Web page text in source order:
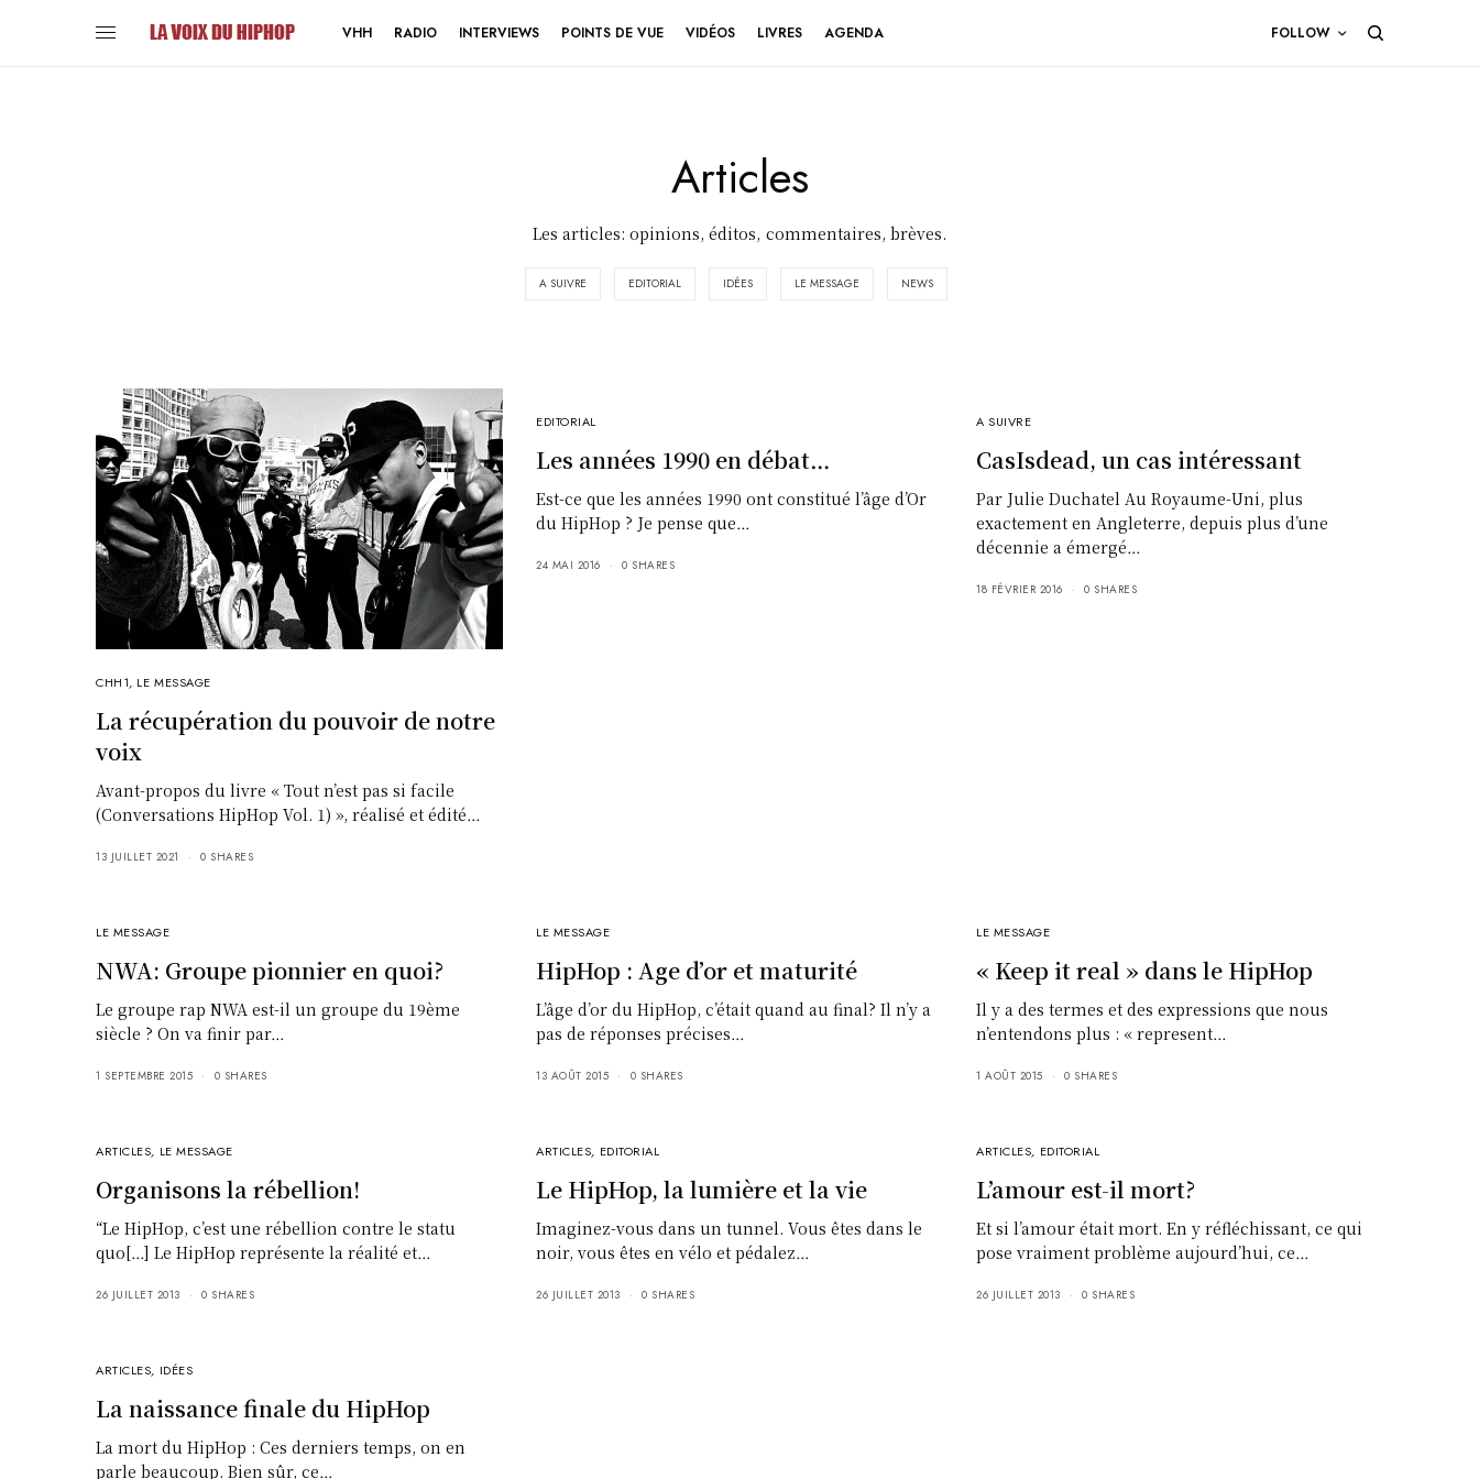
VHH RADIO INTERVIEWS POINTS DE VUE VIDÉOS LIVRES AGENDA FOLLOW
Articles
Les articles: opinions, éditos, commentaires, brèves.
A SUIVRE EDITORIAL IDÉES LE MESSAGE NEWS
CHH1, LE MESSAGE
La récupération du pouvoir de notre
voix
Avant-propos du livre « Tout n’est pas si facile
(Conversations HipHop Vol. 1) », réalisé et édité…
13 JUILLET 2021 0 SHARES
EDITORIAL
Les années 1990 en débat…
Est-ce que les années 1990 ont constitué l’âge d’Or
du HipHop ? Je pense que…
24 MAI 2016 0 SHARES
A SUIVRE
CasIsdead, un cas intéressant
Par Julie Duchatel Au Royaume-Uni, plus
exactement en Angleterre, depuis plus d’une
décennie a émergé…
18 FÉVRIER 2016 0 SHARES
LE MESSAGE
NWA: Groupe pionnier en quoi?
Le groupe rap NWA est-il un groupe du 19ème
siècle ? On va finir par…
1 SEPTEMBRE 2015 0 SHARES
LE MESSAGE
HipHop : Age d’or et maturité
L’âge d’or du HipHop, c’était quand au final? Il n’y a
pas de réponses précises…
13 AOÛT 2015 0 SHARES
LE MESSAGE
« Keep it real » dans le HipHop
Il y a des termes et des expressions que nous
n’entendons plus : « represent…
1 AOÛT 2015 0 SHARES
ARTICLES, LE MESSAGE
Organisons la rébellion!
“Le HipHop, c’est une rébellion contre le statu
quo[…] Le HipHop représente la réalité et…
26 JUILLET 2013 0 SHARES
ARTICLES, EDITORIAL
Le HipHop, la lumière et la vie
Imaginez-vous dans un tunnel. Vous êtes dans le
noir, vous êtes en vélo et pédalez…
26 JUILLET 2013 0 SHARES
ARTICLES, EDITORIAL
L’amour est-il mort?
Et si l’amour était mort. En y réfléchissant, ce qui
pose vraiment problème aujourd’hui, ce…
26 JUILLET 2013 0 SHARES
ARTICLES, IDÉES
La naissance finale du HipHop
La mort du HipHop : Ces derniers temps, on en
parle beaucoup. Bien sûr, ce…